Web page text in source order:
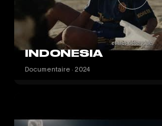
INDONESIA
Documentaire · 2024